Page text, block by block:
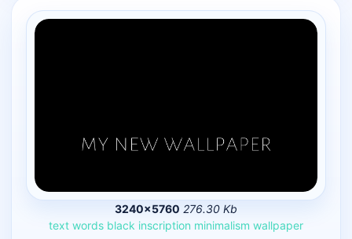
3240×5760 276.30 Kb
text words black inscription minimalism wallpaper